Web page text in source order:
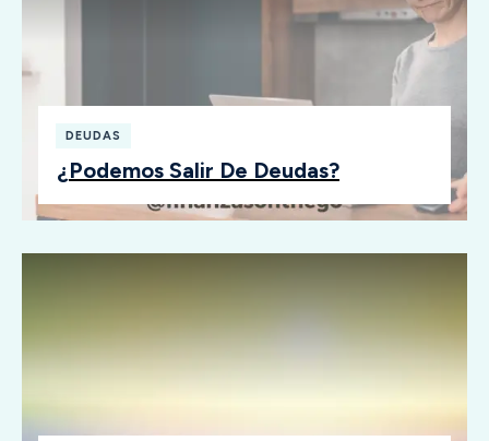
DEUDAS
¿Podemos Salir De Deudas?